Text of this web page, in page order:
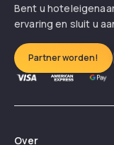
Bent u
ervaring en sluit u
Partner worden!
Over